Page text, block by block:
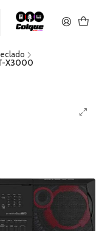
bancaria
no es
gastos de envío.
X3000